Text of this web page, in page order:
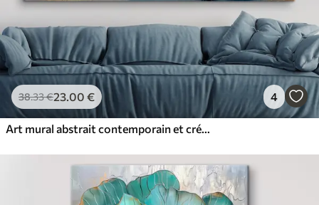
38.33€23.00 € 4
Art mural abstrait contemporain et créatif